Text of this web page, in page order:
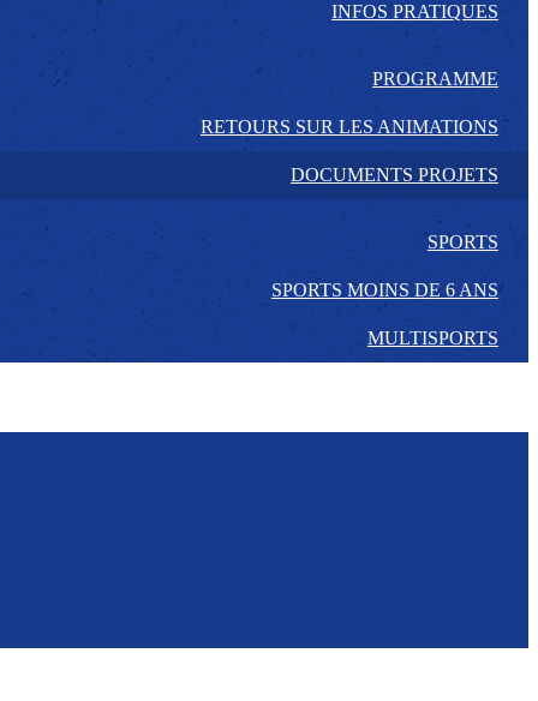
INFOS PRATIQUES
PROGRAMME
RETOURS SUR LES ANIMATIONS
DOCUMENTS PROJETS
SPORTS
SPORTS MOINS DE 6 ANS
MULTISPORTS